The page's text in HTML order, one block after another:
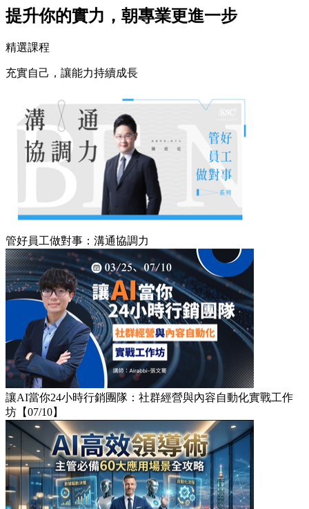
提升你的實力，朝專業更進一步
精選課程
充實自己，讓能力持續成長
管好員工做對事：溝通協調力
讓AI當你24小時行銷團隊：社群經營與內容自動化實戰工作
坊【07/10】​